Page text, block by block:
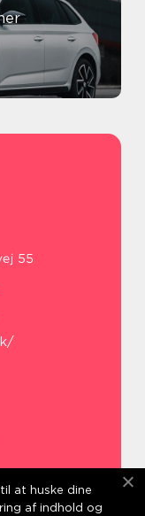
at huske dine
af indhold og